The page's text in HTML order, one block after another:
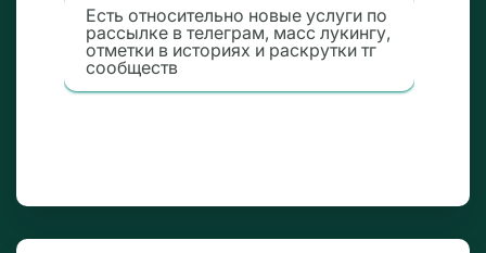
Есть относительно новые услуги по
рассылке в телеграм, масс лукингу,
отметки в историях и раскрутки тг
сообществ